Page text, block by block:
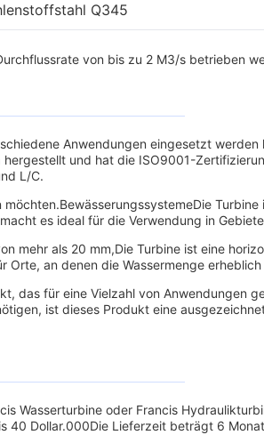
Q345
von bis zu 2 M3/s betrieben
Anwendungen eingesetzt
und hat die ISO9001-
L/C.
es ideal für die Verwendung in
mehr als 20 mm,Die Turbine ist eine
an denen die Wassermenge
das für eine Vielzahl von Anwendungen
ist dieses Produkt eine
Wasserturbine oder Francis
Dollar.000Die Lieferzeit beträgt 6